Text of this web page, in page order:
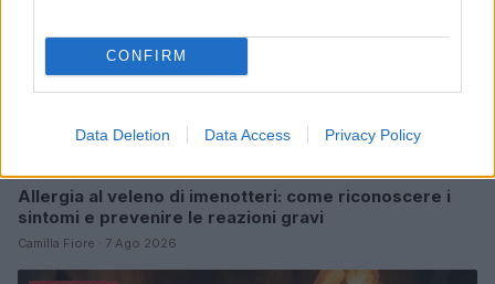
CONFIRM
Data Deletion Data Access Privacy Policy
Allergia al veleno di imenotteri: come riconoscere i
sintomi e prevenire le reazioni gravi
Camilla Fiore · 7 Ago 2026